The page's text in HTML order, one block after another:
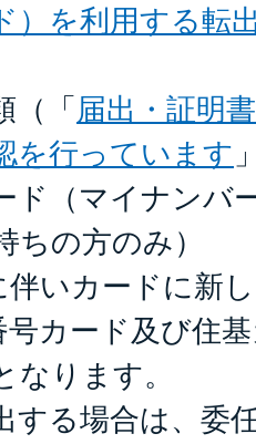
）を利用する転
（「届出・証明
を行っています
ド（マイナンバ
ちの方のみ）
伴いカードに新
号カード及び住
なります。
する場合は、委